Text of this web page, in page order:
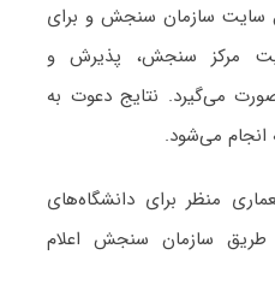
سایت سازمان سنجش و برای
مرکز سنجش، پذیرش و
صورت می‌گیرد. نتایج دعوت به
انجام می‌شود.
منظر برای دانشگاه‌های
طریق سازمان سنجش اعلام